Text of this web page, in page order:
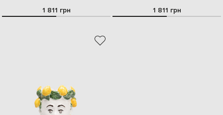
1 811 грн 1 811 грн